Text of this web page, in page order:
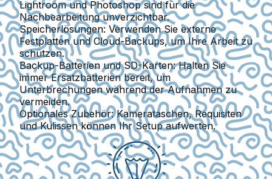
Lightroom und Photoshop sind für die
Nachbearbeitung unverzichtbar.
Speicherlösungen:Verwenden Sie externe
Festplatten und Cloud-Backups, um Ihre Arbeit zu
schützen.
Backup-Batterien und SD-Karten:Halten Sie
immer Ersatzbatterien bereit, um
Unterbrechungen während der Aufnahmen zu
vermeiden.
Optionales Zubehör:Kamerataschen, Requisiten
und Kulissen können Ihr Setup aufwerten.